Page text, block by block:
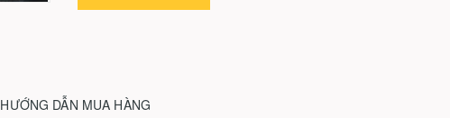
HƯỚNG DẪN MUA HÀNG